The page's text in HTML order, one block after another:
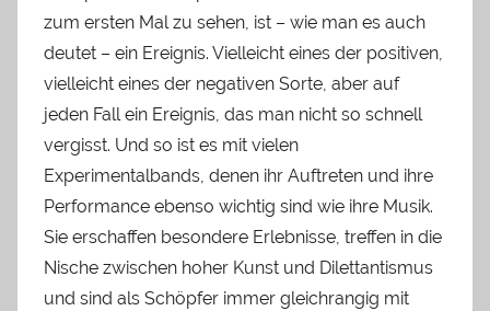
zum ersten Mal zu sehen, ist – wie man es auch
deutet – ein Ereignis. Vielleicht eines der positiven,
vielleicht eines der negativen Sorte, aber auf
jeden Fall ein Ereignis, das man nicht so schnell
vergisst. Und so ist es mit vielen
Experimentalbands, denen ihr Auftreten und ihre
Performance ebenso wichtig sind wie ihre Musik.
Sie erschaffen besondere Erlebnisse, treffen in die
Nische zwischen hoher Kunst und Dilettantismus
und sind als Schöpfer immer gleichrangig mit